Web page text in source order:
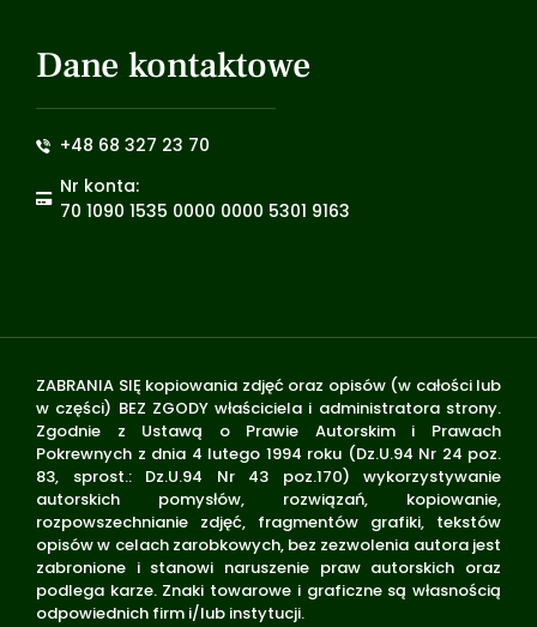
Dane kontaktowe
+48 68 327 23 70
Nr konta:
70 1090 1535 0000 0000 5301 9163
ZABRANIA SIĘ kopiowania zdjęć oraz opisów (w całości lub
w części) BEZ ZGODY właściciela i administratora strony.
Zgodnie z Ustawą o Prawie Autorskim i Prawach
Pokrewnych z dnia 4 lutego 1994 roku (Dz.U.94 Nr 24 poz.
83, sprost.: Dz.U.94 Nr 43 poz.170) wykorzystywanie
autorskich pomysłów, rozwiązań, kopiowanie,
rozpowszechnianie zdjęć, fragmentów grafiki, tekstów
opisów w celach zarobkowych, bez zezwolenia autora jest
zabronione i stanowi naruszenie praw autorskich oraz
podlega karze. Znaki towarowe i graficzne są własnością
odpowiednich firm i/lub instytucji.